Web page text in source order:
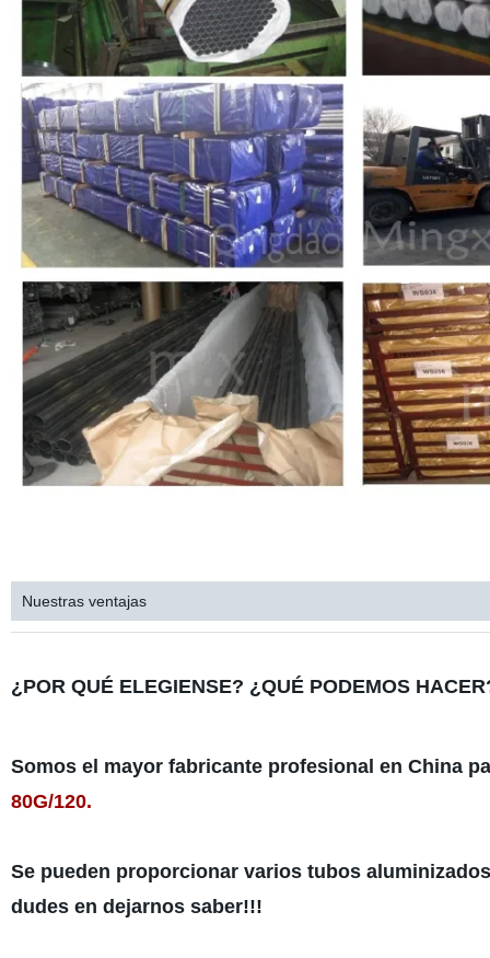
Nuestras ventajas
¿POR QUÉ ELEGIENSE? ¿QUÉ PODEMOS
Somos el mayor fabricante profesional en China
80G/120.
Se pueden proporcionar varios tubos
dudes en dejarnos saber!!!